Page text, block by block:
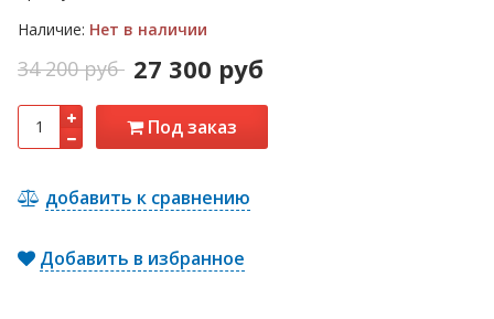
Наличие: Нет в наличии
34 200 руб 27 300 руб
Под заказ
добавить к сравнению
Добавить в избранное